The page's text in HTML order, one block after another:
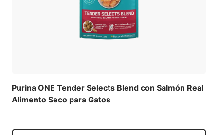
Purina ONE Tender Selects Blend con Salmón Real
Alimento Seco para Gatos